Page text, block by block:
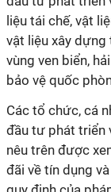
liệu tái chế, vật
vật liệu xây
vùng ven biển,
bảo vệ quốc
Các tổ chức, cá
đầu tư phát triển
nêu trên được
đãi về tín dụng